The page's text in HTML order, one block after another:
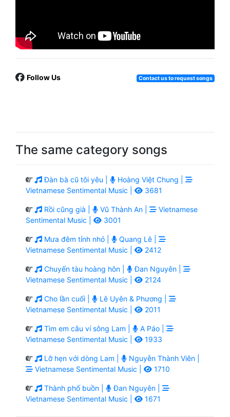
Follow Us Contact us to request songs
The same category songs
Đàn bà cũ tôi yêu |
Hoàng Việt Chung |
Vietnamese Sentimental Music |
3681
Rồi cũng già | Vũ Thành An |
Vietnamese
Sentimental Music |
3001
Mưa đêm tỉnh nhỏ |
Quang Lê |
Vietnamese Sentimental Music |
2412
Chuyến tàu hoàng hôn |
Đan Nguyên |
Vietnamese Sentimental Music |
2124
Cho lần cuối |
Lê Uyên & Phương |
Vietnamese Sentimental Music |
2011
Tìm em câu ví sông Lam |
A Páo |
Vietnamese Sentimental Music |
1933
Lỡ hẹn với dòng Lam |
Nguyễn Thành Viên |
Vietnamese Sentimental Music |
1710
Thành phố buồn |
Đan Nguyên |
Vietnamese Sentimental Music |
1671